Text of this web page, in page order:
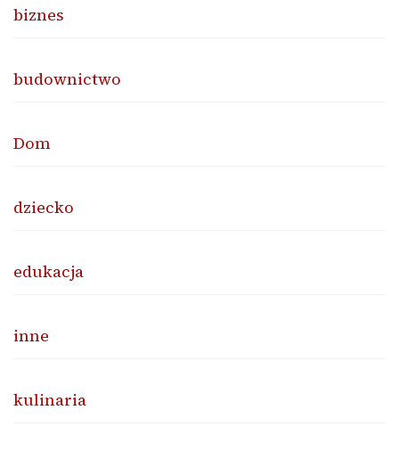
biznes
budownictwo
Dom
dziecko
edukacja
inne
kulinaria